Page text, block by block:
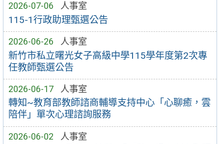
2026-07-06 人事室
115-1行政助理甄選公告
2026-06-26 人事室
新竹市私立曙光女子高級中學115學年度第2次專
任教師甄選公告
2026-06-17 人事室
轉知~教育部教師諮商輔導支持中心「心聊癒，雲
陪伴」單次心理諮詢服務
2026-06-02 人事室